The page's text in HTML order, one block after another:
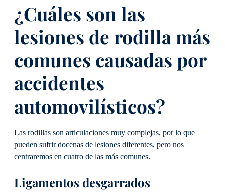
¿Cuáles son las
lesiones de rodilla más
comunes causadas por
accidentes
automovilísticos?
Las rodillas son articulaciones muy complejas, por lo que
pueden sufrir docenas de lesiones diferentes, pero nos
centraremos en cuatro de las más comunes.
Ligamentos desgarrados